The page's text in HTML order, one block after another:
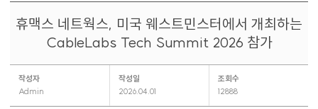
휴맥스 네트웍스, 미국 웨스트민스터에서 개최하는
CableLabs Tech Summit 2026 참가
작성자
Admin
작성일
2026.04.01
조회수
12888